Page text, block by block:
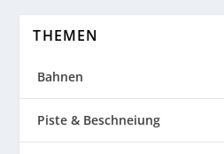
THEMEN
Bahnen
Piste & Beschneiung